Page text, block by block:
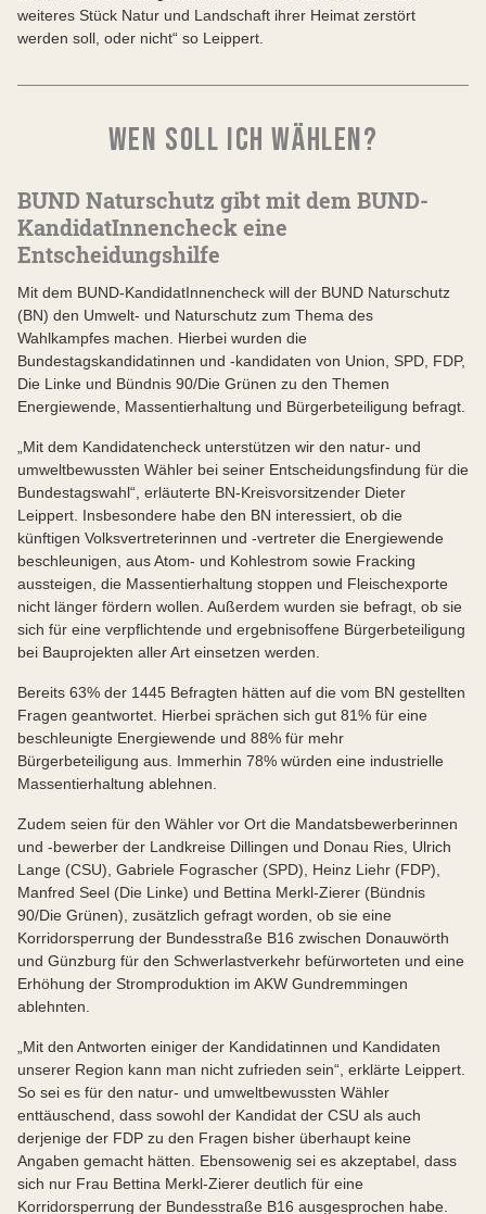
weiteres Stück Natur und Landschaft ihrer Heimat zerstört
werden soll, oder nicht“ so Leippert.
WEN SOLL ICH WÄHLEN?
BUND Naturschutz gibt mit dem BUND-
KandidatInnencheck eine
Entscheidungshilfe
Mit dem BUND-KandidatInnencheck will der BUND Naturschutz
(BN) den Umwelt- und Naturschutz zum Thema des
Wahlkampfes machen. Hierbei wurden die
Bundestagskandidatinnen und -kandidaten von Union, SPD, FDP,
Die Linke und Bündnis 90/Die Grünen zu den Themen
Energiewende, Massentierhaltung und Bürgerbeteiligung befragt.
„Mit dem Kandidatencheck unterstützen wir den natur- und
umweltbewussten Wähler bei seiner Entscheidungsfindung für die
Bundestagswahl“, erläuterte BN-Kreisvorsitzender Dieter
Leippert. Insbesondere habe den BN interessiert, ob die
künftigen Volksvertreterinnen und -vertreter die Energiewende
beschleunigen, aus Atom- und Kohlestrom sowie Fracking
aussteigen, die Massentierhaltung stoppen und Fleischexporte
nicht länger fördern wollen. Außerdem wurden sie befragt, ob sie
sich für eine verpflichtende und ergebnisoffene Bürgerbeteiligung
bei Bauprojekten aller Art einsetzen werden.
Bereits 63% der 1445 Befragten hätten auf die vom BN gestellten
Fragen geantwortet. Hierbei sprächen sich gut 81% für eine
beschleunigte Energiewende und 88% für mehr
Bürgerbeteiligung aus. Immerhin 78% würden eine industrielle
Massentierhaltung ablehnen.
Zudem seien für den Wähler vor Ort die Mandatsbewerberinnen
und -bewerber der Landkreise Dillingen und Donau Ries, Ulrich
Lange (CSU), Gabriele Fograscher (SPD), Heinz Liehr (FDP),
Manfred Seel (Die Linke) und Bettina Merkl-Zierer (Bündnis
90/Die Grünen), zusätzlich gefragt worden, ob sie eine
Korridorsperrung der Bundesstraße B16 zwischen Donauwörth
und Günzburg für den Schwerlastverkehr befürworteten und eine
Erhöhung der Stromproduktion im AKW Gundremmingen
ablehnten.
„Mit den Antworten einiger der Kandidatinnen und Kandidaten
unserer Region kann man nicht zufrieden sein“, erklärte Leippert.
So sei es für den natur- und umweltbewussten Wähler
enttäuschend, dass sowohl der Kandidat der CSU als auch
derjenige der FDP zu den Fragen bisher überhaupt keine
Angaben gemacht hätten. Ebensowenig sei es akzeptabel, dass
sich nur Frau Bettina Merkl-Zierer deutlich für eine
Korridorsperrung der Bundesstraße B16 ausgesprochen habe.